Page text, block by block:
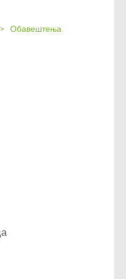
> Обавештења